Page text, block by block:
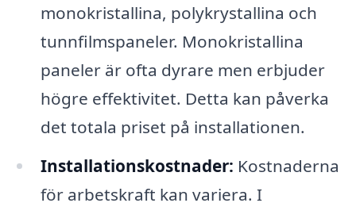
monokristallina, polykrystallina och
tunnfilmspaneler. Monokristallina
paneler är ofta dyrare men erbjuder
högre effektivitet. Detta kan påverka
det totala priset på installationen.
Installationskostnader: Kostnaderna
för arbetskraft kan variera. I